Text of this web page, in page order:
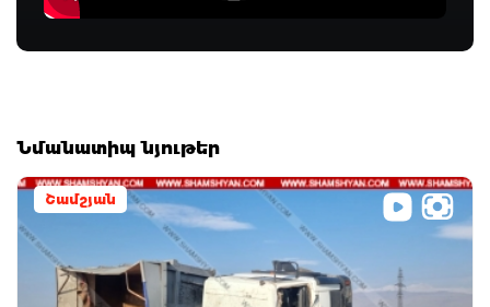
Նմանատիպ նյութեր
Շամշյան